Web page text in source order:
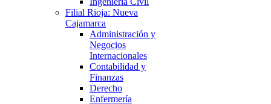
Filial Rioja: Nueva
Cajamarca
Administración y
Negocios
Internacionales
Contabilidad y
Finanzas
Derecho
Enfermería